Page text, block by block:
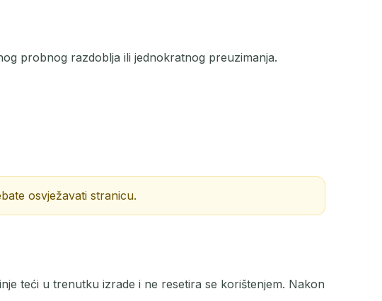
probnog razdoblja ili jednokratnog preuzimanja.
osvježavati stranicu.
teći u trenutku izrade i ne resetira se korištenjem. Nakon